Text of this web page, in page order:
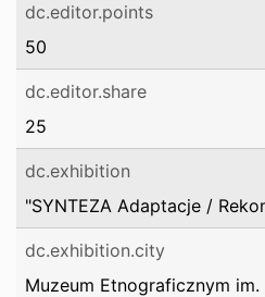
dc.editor.points
50
dc.editor.share
25
dc.exhibition
"SYNTEZA Adaptacje /
dc.exhibition.city
Muzeum Etnograficznym